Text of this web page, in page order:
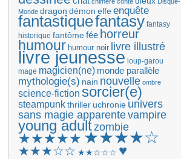
Monde dragon démon elfeenquête
fantastiquefantasy fantasy
historique fantômefée horreur
humour humour noir livre illustré
livre jeunesse loup-garou
mage magicien(ne) monde parallèle
mythologie(s) nain nouvelle ombre
science-fiction sorcier(e)
steampunkthriller uchronie univers
sans magie apparentevampire
young adultzombie
★★★★★ ★★★★☆
★★★☆☆ ★★☆☆☆ ♥